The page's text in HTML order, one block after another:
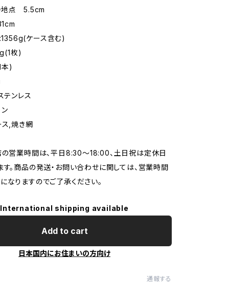
地点 5.5cm
:1356g(ケース含む)
枚)
)
テンレス
ス,焼き網
の営業時間は、平日8:30～18:00、土日祝は定休日
す。商品の発送・お問い合わせに関しては、営業時間
なりますのでご了承ください。
International shipping available
Add to cart
日本国内にお住まいの方向け
通報する